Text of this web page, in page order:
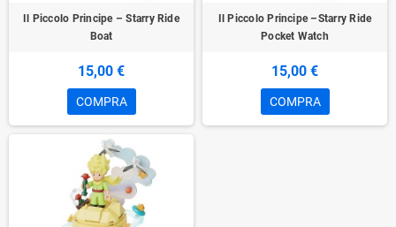
Il Piccolo Principe – Starry Ride
Boat
15,00 €
COMPRA
Il Piccolo Principe –Starry Ride
Pocket Watch
15,00 €
COMPRA